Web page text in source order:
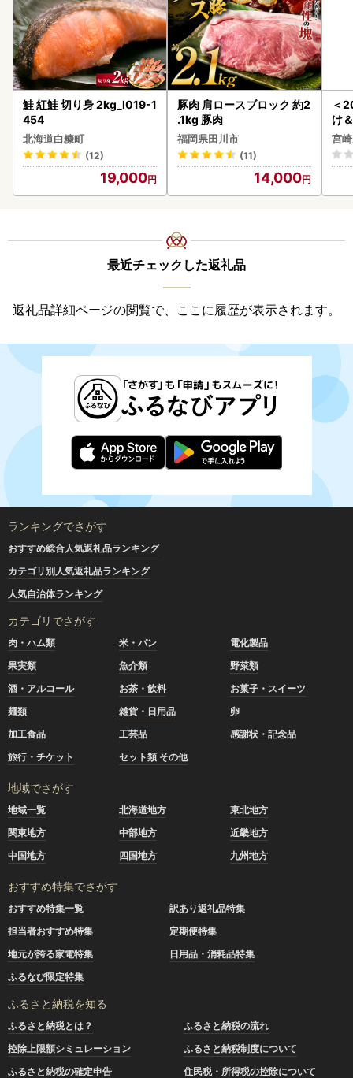
鮭 紅鮭 切り身 2kg_I019-1
454
北海道白糠町
(12)
19,000
豚肉 肩ロースブロック 約2
.1kg 豚肉
福岡県田川市
(11)
14,000
＜
け
も
-
宮
最近チェックした返礼品
返礼品詳細ページの閲覧で、ここに履歴が表示されます。
ランキングでさがす
おすすめ総合人気返礼品ランキング
カテゴリ別人気返礼品ランキング
人気自治体ランキング
カテゴリでさがす
肉・ハム類 米・パン
電化製品
果実類
魚介類
野菜類
酒・アルコール
お茶・飲料
お菓子・スイーツ
麺類
雑貨・日用品
卵
加工食品
工芸品
感謝状・記念品
旅行・チケット
セット類 その他
地域でさがす
地域一覧 北海道地方
東北地方
関東地方
中部地方
近畿地方
中国地方
四国地方 九州地方
おすすめ特集でさがす
おすすめ特集一覧
訳あり返礼品特集
担当者おすすめ特集
定期便特集
地元が誇る家電特集
日用品・消耗品特集
ふるなび限定特集
ふるさと納税を知る
ふるさと納税とは？
ふるさと納税の流れ
控除上限額シミュレーション
ふるさと納税制度について
ふるさと納税の確定申告
住民税・所得税の控除について